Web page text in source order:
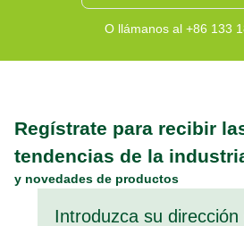
O llámanos al +86 133
Regístrate para recibir
tendencias de la
y novedades de productos